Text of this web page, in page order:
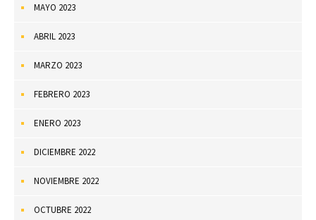
MAYO 2023
ABRIL 2023
MARZO 2023
FEBRERO 2023
ENERO 2023
DICIEMBRE 2022
NOVIEMBRE 2022
OCTUBRE 2022